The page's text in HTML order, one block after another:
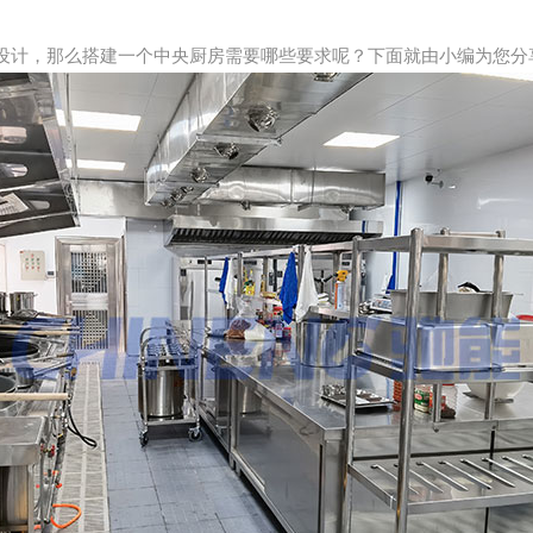
，那么搭建一个中央厨房需要哪些要求呢？下面就由小编为您分